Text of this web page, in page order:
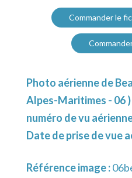
Commander le
Photo aérienne de
Alpes-Maritimes - 06 )
numéro de vu
Date de prise de vue
Référence image :